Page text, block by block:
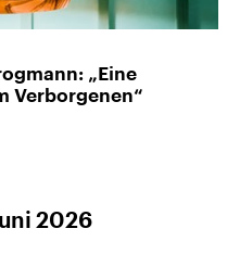
„Eine
Verborgenen“
2026